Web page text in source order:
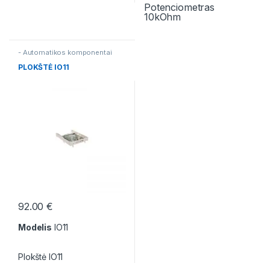
Potenciometras
10kOhm
- Automatikos komponentai
PLOKŠTĖ IO11
92.00€
Modelis IO11
Plokštė IO11